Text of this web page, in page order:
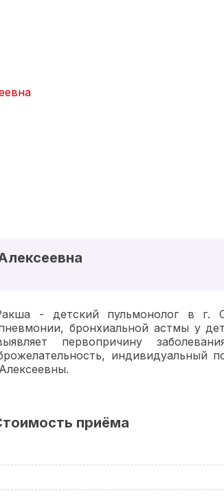
- детский пульмонолог в г.
бронхиальной астмы у
первопричину
индивидуальный
приёма